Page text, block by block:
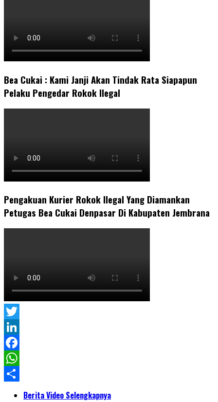
Bea Cukai : Kami Janji Akan Tindak Rata Siapapun
Pelaku Pengedar Rokok Ilegal
Pengakuan Kurier Rokok Ilegal Yang Diamankan
Petugas Bea Cukai Denpasar Di Kabupaten Jembrana
Twitter
LinkedIn
Facebook
WhatsApp
ShareBerita Video Selengkapnya